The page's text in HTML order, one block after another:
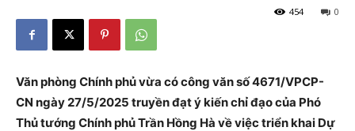
0
454
Văn phòng Chính phủ vừa có công văn số 4671/VPCP-
CN ngày 27/5/2025 truyền đạt ý kiến chỉ đạo của Phó
Thủ tướng Chính phủ Trần Hồng Hà về việc triển khai Dự